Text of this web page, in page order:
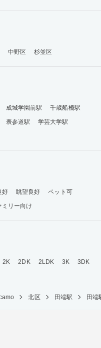
中野区 杉並区
成城学園前駅
千歳船橋駅
表参道駅
学芸大学駅
好 眺望良好
ペット可
ミリー向け
2K 2DK 2LDK 3K
3DK
北区 田端駅 田端